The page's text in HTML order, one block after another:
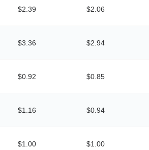
$2.39 $2.06
$3.36 $2.94
$0.92 $0.85
$1.16 $0.94
$1.00 $1.00